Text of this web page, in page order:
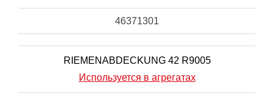
46371301
RIEMENABDECKUNG 42 R9005
Используется в агрегатах